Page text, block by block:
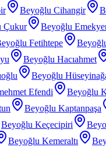
Beyoğlu Cihangir
Çukur Beyoğlu
Fetihtepe
Beyoğlu Hacıahmet
Beyoğlu
Efendi
Beyoğlu
Beyoğlu Kaptanpaşa
Beyoğlu Keçecipiri
Beyoğlu Kemeraltı